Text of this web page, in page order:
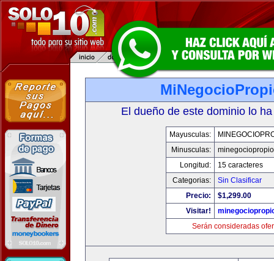
El dueño de este dominio lo
Mayusculas:
Minusculas:
Longitud:
15 caracteres
Categorias:
Sin Clasificar
Precio:
$1,299.00
Visitar!
Serán consideradas